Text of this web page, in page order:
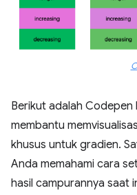
Berikut adalah
membantu
khusus untuk gradien.
Anda memahami cara
hasil campurannya saat